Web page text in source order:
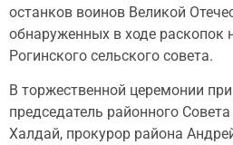
останков воинов Великой
обнаруженных в ходе раскопок
Рогинского сельского совета.
В торжественной церемонии
председатель районного
Халдай, прокурор района